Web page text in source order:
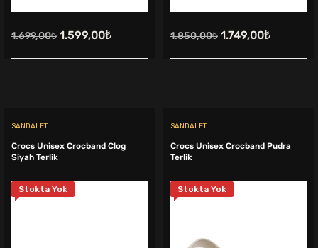
1.699,00₺ Orijinal
fiyat:
1.599,00₺Şu
andaki
1.850,00₺ Orijinal
fiyat:
1.749,00₺Şu
andaki
SANDALET
Crocs Unisex Crocband Clog
Siyah Terlik
Stokta Yok
SANDALET
Crocs Unisex Crocband Pudra
Terlik
Stokta Yok